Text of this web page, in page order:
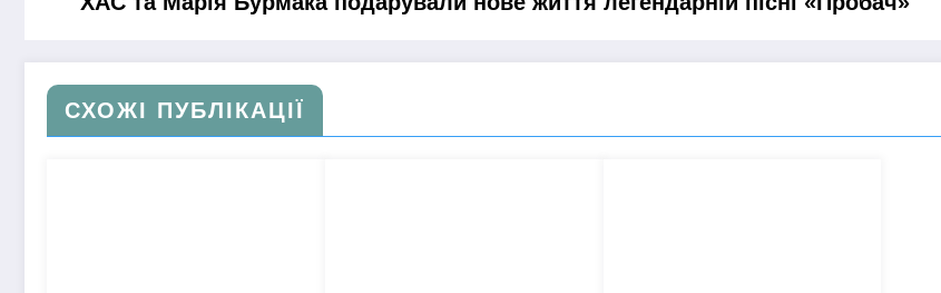
СХОЖІ ПУБЛІКАЦІЇ